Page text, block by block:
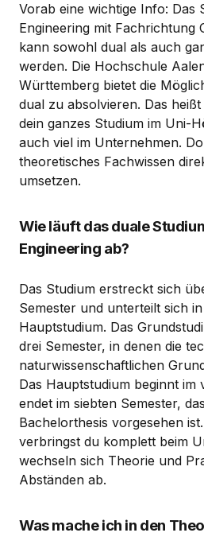
Vorab eine wichtige Info: Das
Engineering mit Fachrichtung
kann sowohl dual als auch
werden. Die Hochschule
Württemberg bietet die
dual zu absolvieren. Das
dein ganzes Studium im Uni-
auch viel im Unternehmen.
theoretisches Fachwissen
umsetzen.
Wie läuft das duale
Engineering ab?
Das Studium erstreckt sich
Semester und unterteilt sich
Hauptstudium. Das
drei Semester, in denen die
naturwissenschaftlichen
Das Hauptstudium beginnt im
endet im siebten Semester,
Bachelorthesis vorgesehen
verbringst du komplett beim
wechseln sich Theorie und
Abständen ab.
Was mache ich in den